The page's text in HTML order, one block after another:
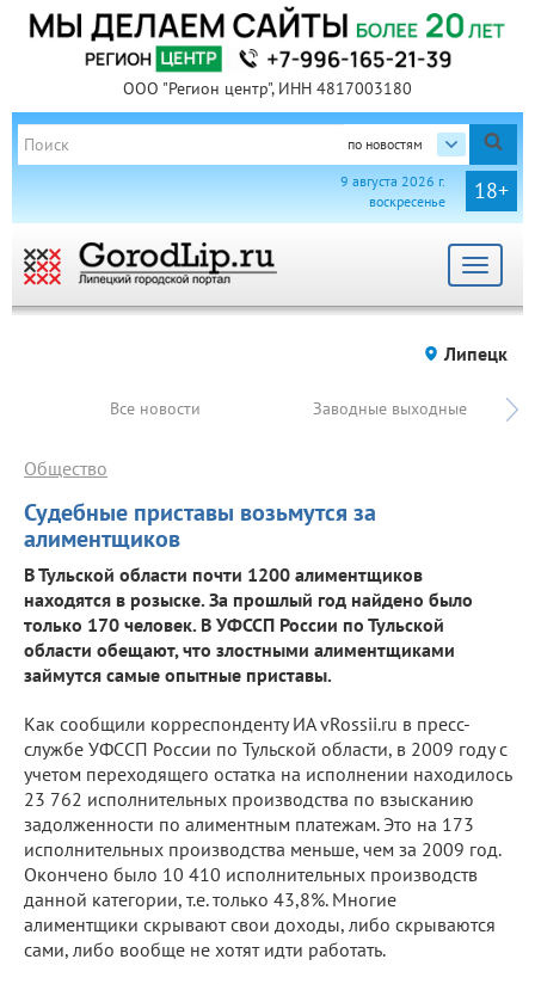
ООО "Регион центр", ИНН 4817003180
по новостям
18+
9 августа 2026 г.
воскресенье
Toggle
Липецк
Все новости Заводные выходные
Судебные приставы возьмутся за
алиментщиков
Общество
В Тульской области почти 1200 алиментщиков
находятся в розыске. За прошлый год найдено было
только 170 человек. В УФССП России по Тульской
области обещают, что злостными алиментщиками
займутся самые опытные приставы.
Как сообщили корреспонденту ИА vRossii.ru в пресс-
службе УФССП России по Тульской области, в 2009 году с
учетом переходящего остатка на исполнении находилось
23 762 исполнительных производства по взысканию
задолженности по алиментным платежам. Это на 173
исполнительных производства меньше, чем за 2009 год.
Окончено было 10 410 исполнительных производств
данной категории, т.е. только 43,8%. Многие
алиментщики скрывают свои доходы, либо скрываются
сами, либо вообще не хотят идти работать.